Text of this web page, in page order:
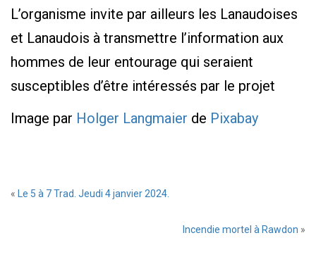
L’organisme invite par ailleurs les Lanaudoises
et Lanaudois à transmettre l’information aux
hommes de leur entourage qui seraient
susceptibles d’être intéressés par le projet
Image par Holger Langmaier de Pixabay
« Le 5 à 7 Trad. Jeudi 4 janvier 2024.
Incendie mortel à Rawdon »